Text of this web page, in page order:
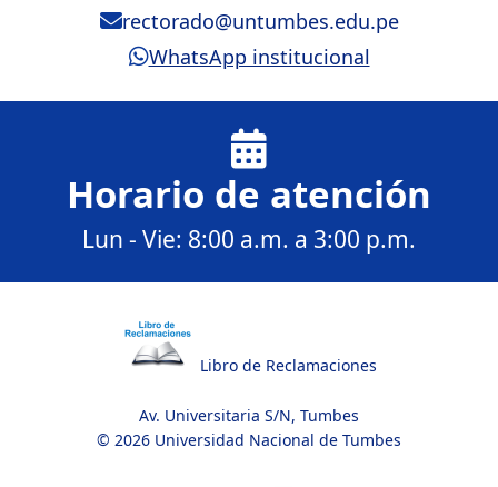
rectorado@untumbes.edu.pe
WhatsApp institucional
Horario de atención
Lun - Vie: 8:00 a.m. a 3:00 p.m.
Libro de Reclamaciones
Av. Universitaria S/N, Tumbes
© 2026 Universidad Nacional de Tumbes